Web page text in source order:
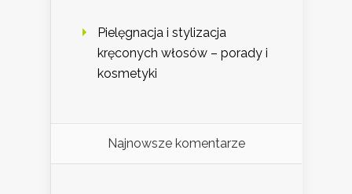
Pielęgnacja i stylizacja
kręconych włosów – porady i
kosmetyki
Najnowsze komentarze